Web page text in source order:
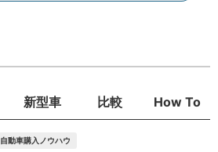
新型車 比較 How To
自動車購入ノウハウ